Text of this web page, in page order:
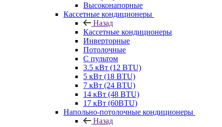
Высоконапорные
Кассетные кондиционеры
Назад
Кассетные кондиционеры
Инверторные
Потолочные
С пультом
3.5 кВт (12 BTU)
5 кВт (18 BTU)
7 кВт (24 BTU)
14 кВт (48 BTU)
17 кВт (60BTU)
Напольно-потолочные кондиционеры
Назад